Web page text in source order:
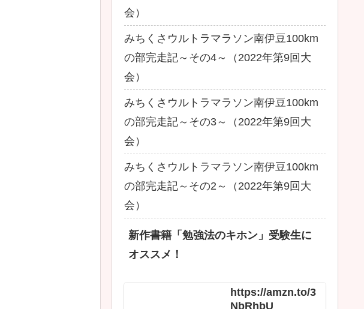
会）
みちくさウルトラマラソン南伊豆100km
の部完走記～その4～（2022年第9回大
会）
みちくさウルトラマラソン南伊豆100km
の部完走記～その3～（2022年第9回大
会）
みちくさウルトラマラソン南伊豆100km
の部完走記～その2～（2022年第9回大
会）
新作書籍「勉強法のキホン」受験生に
オススメ！
https://amzn.to/3
NbRhbU